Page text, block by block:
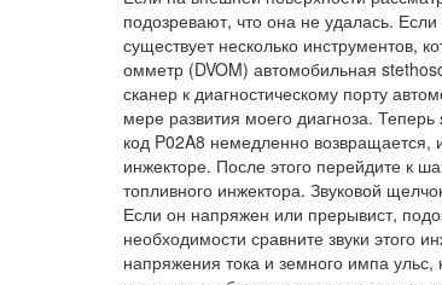
подозревают, что она не удалась.
существует несколько инструментов,
омметр (DVOM) автомобильная
сканер к диагностическому порту
мере развития моего диагноза.
код P02A8 немедленно возвращается,
инжекторе. После этого перейдите к
топливного инжектора. Звуковой
Если он напряжен или прерывист,
необходимости сравните звуки этого
напряжения тока и земного импа ульс,